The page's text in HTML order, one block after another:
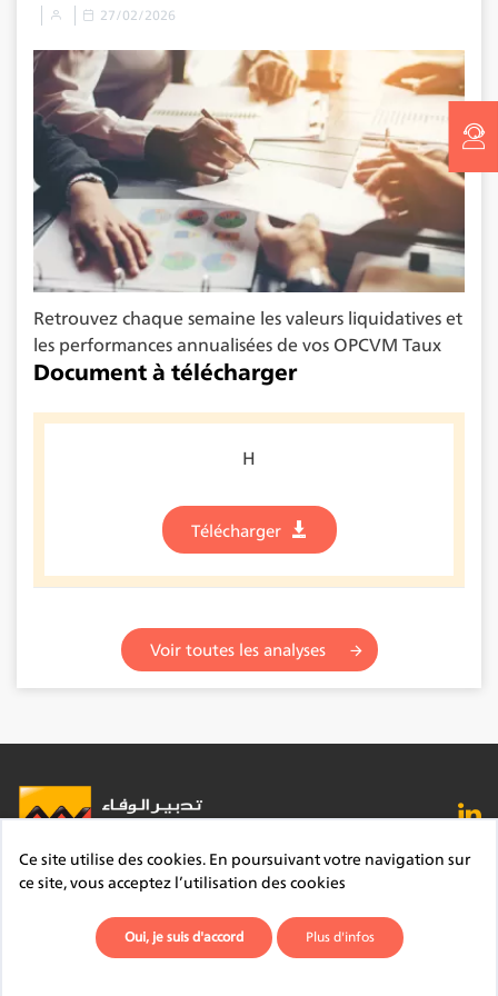
27/02/2026
Retrouvez chaque semaine les valeurs liquidatives et
les performances annualisées de vos OPCVM Taux
Document à télécharger
H
Télécharger
Voir toutes les analyses
FAQ Lexique Contact
Mentions légales
Site du Groupe
Plan du site Déontologie
Ce site utilise des cookies. En poursuivant votre navigation sur
ce site, vous acceptez l’utilisation des cookies
Oui, je suis d'accord Plus d'infos